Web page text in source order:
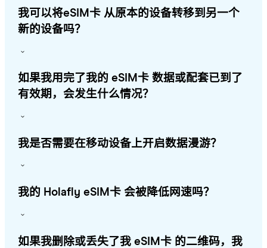
我可以将eSIM卡 从原本的设备转移到另一个
新的设备吗？
如果我用完了我的 eSIM卡 数据或配套已到了
有效期，会发生什么情况？
我是否需要在移动设备上开启数据漫游？
我的 Holafly eSIM卡 会被降低网速吗？
如果我删除或丢失了我 eSIM卡 的二维码，我